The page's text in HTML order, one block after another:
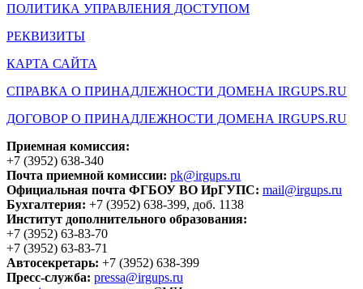
ПОЛИТИКА УПРАВЛЕНИЯ ДОСТУПОМ
РЕКВИЗИТЫ
КАРТА САЙТА
СПРАВКА О ПРИНАДЛЕЖНОСТИ ДОМЕНА IRGUPS.RU
ДОГОВОР О ПРИНАДЛЕЖНОСТИ ДОМЕНА IRGUPS.RU
Приемная комиссия:
+7 (3952) 638-340
Почта приемной комиссии: pk@irgups.ru
Официальная почта ФГБОУ ВО ИрГУПС: mail@irgups.ru
Бухгалтерия: +7 (3952) 638-399, доб. 1138
Институт дополнительного образования:
+7 (3952) 63-83-70
+7 (3952) 63-83-71
Автосекретарь: +7 (3952) 638-399
Пресс-служба: pressa@irgups.ru